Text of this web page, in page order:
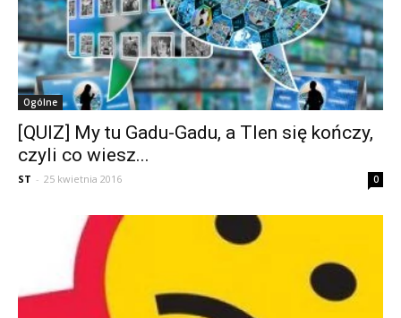
Ogólne
[QUIZ] My tu Gadu-Gadu, a Tlen się kończy,
czyli co wiesz...
ST - 25 kwietnia 2016 0